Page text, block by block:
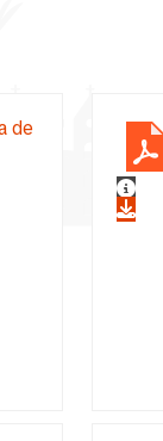
de